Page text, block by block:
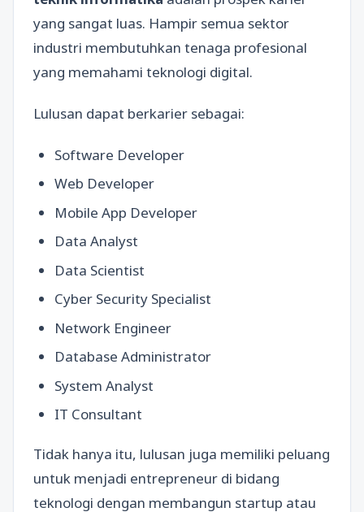
yang sangat luas. Hampir semua sektor
industri membutuhkan tenaga profesional
yang memahami teknologi digital.
Lulusan dapat berkarier sebagai:
Software Developer
Web Developer
Mobile App Developer
Data Analyst
Data Scientist
Cyber Security Specialist
Network Engineer
Database Administrator
System Analyst
IT Consultant
Tidak hanya itu, lulusan juga memiliki peluang
untuk menjadi entrepreneur di bidang
teknologi dengan membangun startup atau